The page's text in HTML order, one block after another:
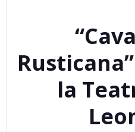
la